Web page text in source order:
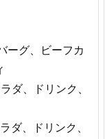
ーグ、ビーフカ
ダ、ドリンク、
ダ、ドリンク、